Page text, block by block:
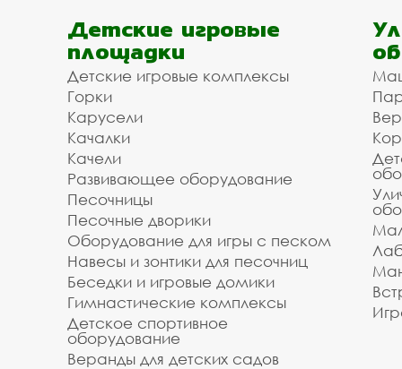
Детские игровые
площадки
Детские игровые комплексы
Горки
Карусели
Качалки
Качели
Развивающее оборудование
Песочницы
Песочные дворики
Оборудование для игры с песком
Навесы и зонтики для песочниц
Беседки и игровые домики
Гимнастические комплексы
Детское спортивное
оборудование
Веранды для детских садов